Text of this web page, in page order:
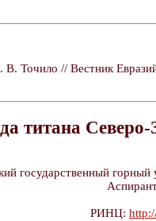
М. В. Точило // Вестник
титана Северо-
государственный горный
РИНЦ: